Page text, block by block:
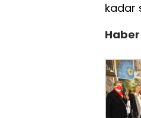
kadar